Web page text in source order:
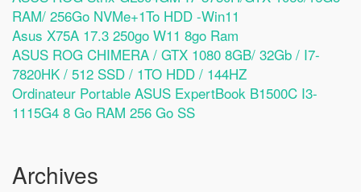
RAM/ 256Go NVMe+1To HDD -Win11
Asus X75A 17.3 250go W11 8go Ram
ASUS ROG CHIMERA / GTX 1080 8GB/ 32Gb / I7-
7820HK / 512 SSD / 1TO HDD / 144HZ
Ordinateur Portable ASUS ExpertBook B1500C I3-
1115G4 8 Go RAM 256 Go SS
Archives